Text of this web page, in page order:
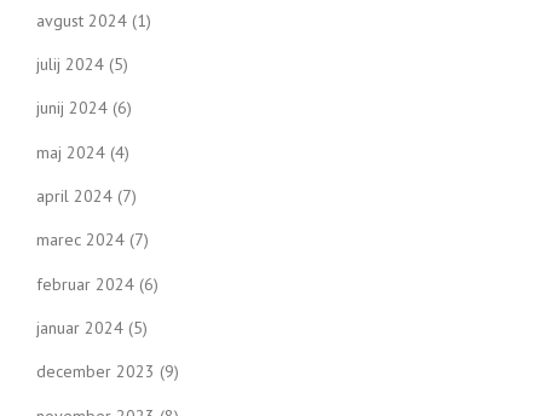
avgust 2024 (1)
julij 2024 (5)
junij 2024 (6)
maj 2024 (4)
april 2024 (7)
marec 2024 (7)
februar 2024 (6)
januar 2024 (5)
december 2023 (9)